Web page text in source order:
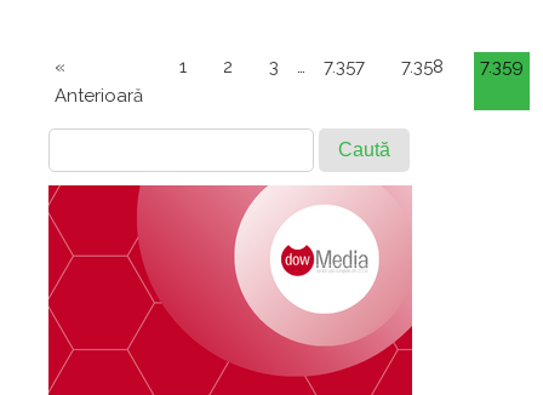
«
Anterioară
1 2 3 … 7.357 7.358 7.359